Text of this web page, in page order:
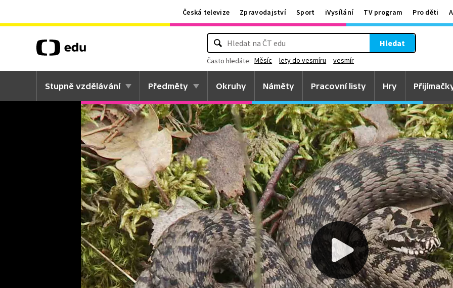
Česká televize Zpravodajství Sport iVysílání TV program Pro děti
Hledat
Často hledáte: Měsíc lety do vesmíru vesmír
Stupně vzdělávání Předměty Okruhy Náměty Pracovní listy Hry